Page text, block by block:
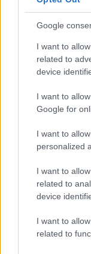
Google
I want to
related to
device
I want to
Google for
I want to
personalized
I want to
related to
device
I want to
related to
News Hub UK
Lgbtq News
Investeren 24
NL Newz